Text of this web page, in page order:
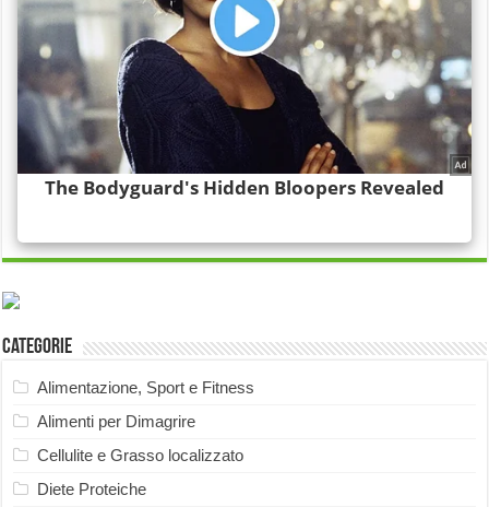
Categorie
Alimentazione, Sport e Fitness
Alimenti per Dimagrire
Cellulite e Grasso localizzato
Diete Proteiche